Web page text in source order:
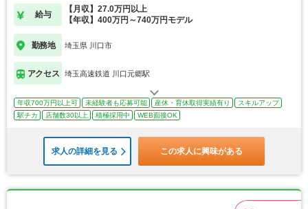
給与
【月収】27.0万円以上
【年収】400万円～740万円モデル
勤務地 埼玉県 川口市
アクセス 埼玉高速鉄道 川口元郷駅
年収700万円以上可 未経験者も応募可能 産休・育休取得実績有り
スキルアップ
駅チカ
店舗数30以上 積極採用中 WEB面接OK
求人の詳細を見る この求人に興味がある